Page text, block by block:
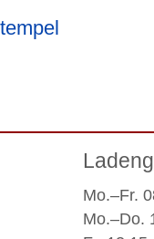
Mo.–Fr.
Mo.–Do.